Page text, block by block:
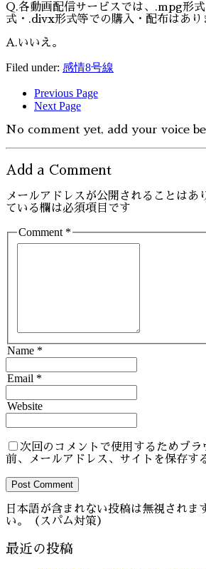
Q.各動画配信サービスでは、.mpg形
式・.divx形式等での購入・配布はあり
A.いいえ。
Filed under: 感情8号線
Previous Page
Next Page
No comment yet, add your voice
Add a Comment
メールアドレスが公開されることはあ
ている欄は必須項目です
Comment *
Name *
Email *
Website
次回のコメントで使用するためブラ
前、メールアドレス、サイトを保存す
Post Comment
日本語が含まれない投稿は無視されま
い。（スパム対策）
最近の投稿